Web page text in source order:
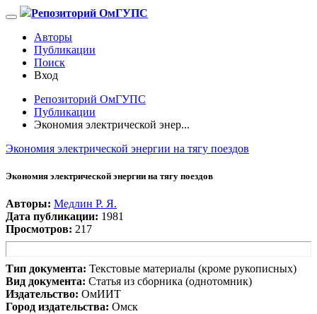
Репозиторий ОмГУПС
Авторы
Публикации
Поиск
Вход
Репозиторий ОмГУПС
Публикации
Экономия электрической энер...
Экономия электрической энергии на тягу поездов
Экономия электрической энергии на тягу поездов
Авторы: Медлин Р. Я.
Дата публикации: 1981
Просмотров: 217
Тип документа: Текстовые материалы (кроме рукописных)
Вид документа: Статья из сборника (однотомник)
Издательство: ОмИИТ
Город издательства: Омск